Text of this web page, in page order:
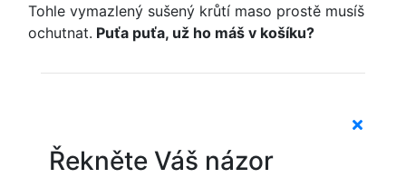
Tohle vymazlený sušený krůtí maso prostě musíš
ochutnat. Puťa puťa, už ho máš v košíku?
Řekněte Váš názor